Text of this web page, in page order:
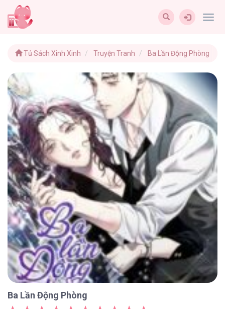
Tủ Sách Xinh Xinh Truyện Tranh Ba Lần Động Phòng
Ba Lần Động Phòng